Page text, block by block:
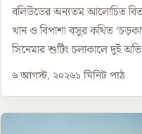
বলিউডের অন্যতম আলোচিত
খান ও বিপাশা বসুর কথিত
সিনেমার শুটিং চলাকালে দুই
৬ আগস্ট, ২০২৬১ মিনিট পাঠ